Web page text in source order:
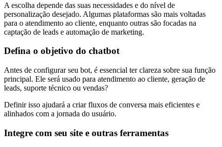
A escolha depende das suas necessidades e do nível de
personalização desejado. Algumas plataformas são mais voltadas
para o atendimento ao cliente, enquanto outras são focadas na
captação de leads e automação de marketing.
Defina o objetivo do chatbot
Antes de configurar seu bot, é essencial ter clareza sobre sua função
principal. Ele será usado para atendimento ao cliente, geração de
leads, suporte técnico ou vendas?
Definir isso ajudará a criar fluxos de conversa mais eficientes e
alinhados com a jornada do usuário.
Integre com seu site e outras ferramentas